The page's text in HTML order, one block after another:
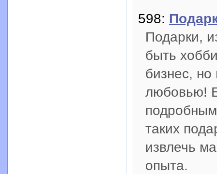
598:
Подарки,
быть
бизнес, но
любовью!
таких
извлечь
опыта.